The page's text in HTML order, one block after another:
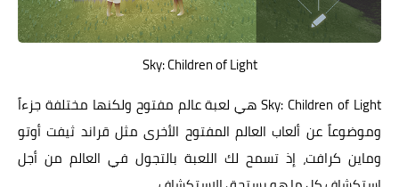
Sky: Children of Light
Sky: Children of Light هي لعبة عالم مفتوح ولكنها مختلفة جزءاً
وموضوعاً عن ألعاب العالم المفتوح الأخرى مثل قراند ثيفت أوتو
وماين كرافت، إذ تسمح لك اللعبة بالتجول في العالم من أجل